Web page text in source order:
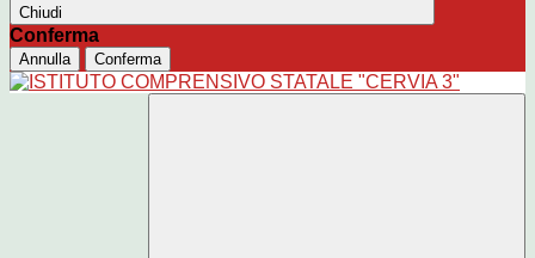
Chiudi
Conferma
Annulla Conferma